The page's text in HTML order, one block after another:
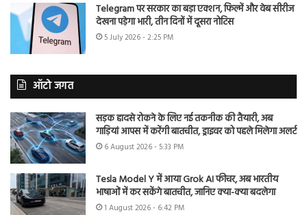
Telegram पर सरकार का बड़ा एक्शन, फिल्में और वेब सीरीज
देखना पड़ेगा भारी, तीन दिनों में दूसरा नोटिस
5 July 2026 - 2:25 PM
ऑटो जगत
सड़क हादसे रोकने के लिए नई तकनीक की तैयारी, अब
गाड़ियां आपस में करेंगी बातचीत, ड्राइवर को पहले मिलेगा अलर्ट
6 August 2026 - 5:33 PM
Tesla Model Y में आया Grok AI फीचर, अब भारतीय
भाषाओं में कर सकेंगे बातचीत, जानिए क्या-क्या बदलेगा
1 August 2026 - 6:42 PM